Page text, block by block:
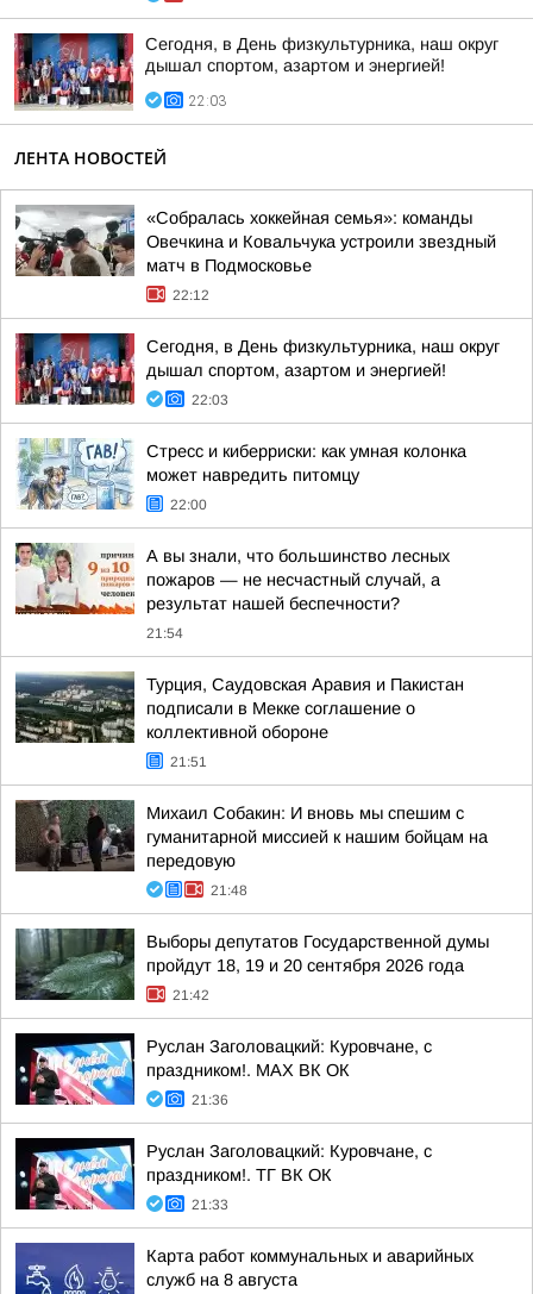
Сегодня, в День физкультурника, наш округ
дышал спортом, азартом и энергией!
22:03
ЛЕНТА НОВОСТЕЙ
«Собралась хоккейная семья»: команды
Овечкина и Ковальчука устроили звездный
матч в Подмосковье
22:12
Сегодня, в День физкультурника, наш округ
дышал спортом, азартом и энергией!
22:03
Стресс и киберриски: как умная колонка
может навредить питомцу
22:00
А вы знали, что большинство лесных
пожаров — не несчастный случай, а
результат нашей беспечности?
21:54
Турция, Саудовская Аравия и Пакистан
подписали в Мекке соглашение о
коллективной обороне
21:51
Михаил Собакин: И вновь мы спешим с
гуманитарной миссией к нашим бойцам на
передовую
21:48
Выборы депутатов Государственной думы
пройдут 18, 19 и 20 сентября 2026 года
21:42
Руслан Заголовацкий: Куровчане, с
праздником!. MAX ВК ОК
21:36
Руслан Заголовацкий: Куровчане, с
праздником!. ТГ ВК ОК
21:33
Карта работ коммунальных и аварийных
служб на 8 августа